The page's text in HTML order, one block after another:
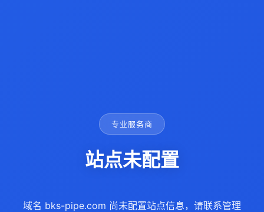
专业服务商
站点未配置
域名 bks-pipe.com 尚未配置站点信息，请联系管理